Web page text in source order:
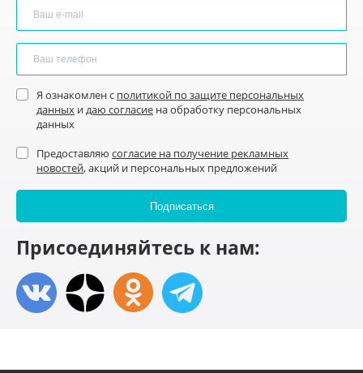
Я ознакомлен с политикой по защите персональных
данных и даю согласие на обработку персональных
данных
Предоставляю согласие на получение рекламных
новостей, акций и персональных предложений
Присоединяйтесь к нам: